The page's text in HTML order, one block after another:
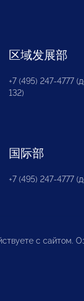
区域发展部
+7 (495) 247-4777
132)
国际部
+7 (495) 247-4777
с сайтом.